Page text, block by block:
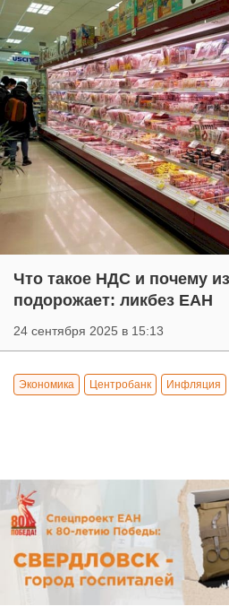
Что такое НДС и почему
подорожает: ликбез ЕАН
24 сентября 2025 в 15:13
Экономика Центробанк Инфляция